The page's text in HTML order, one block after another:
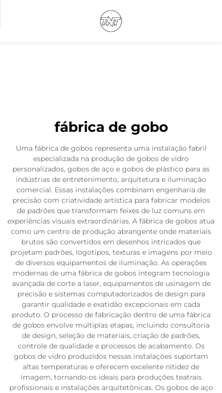
fábrica de gobo
Uma fábrica de gobos representa uma instalação fabril
especializada na produção de gobos de vidro
personalizados, gobos de aço e gobos de plástico para as
indústrias de entretenimento, arquitetura e iluminação
comercial. Essas instalações combinam engenharia de
precisão com criatividade artística para fabricar modelos
de padrões que transformam feixes de luz comuns em
experiências visuais extraordinárias. A fábrica de gobos atua
como um centro de produção abrangente onde materiais
brutos são convertidos em desenhos intricados que
projetam padrões, logotipos, texturas e imagens por meio
de diversos equipamentos de iluminação. As operações
modernas de uma fábrica de gobos integram tecnologia
avançada de corte a laser, equipamentos de usinagem de
precisão e sistemas computadorizados de design para
garantir qualidade e exatidão excepcionais em cada
produto. O processo de fabricação dentro de uma fábrica
de gobos envolve múltiplas etapas, incluindo consultoria
de design, seleção de materiais, criação de padrões,
controle de qualidade e processos de acabamento. Os
gobos de vidro produzidos nessas instalações suportam
altas temperaturas e oferecem excelente nitidez de
imagem, tornando-os ideais para produções teatrais
profissionais e instalações arquitetônicas. Os gobos de aço